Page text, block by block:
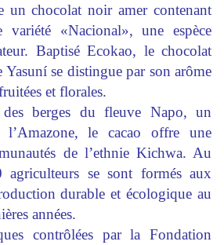
un chocolat noir amer contenant
«Nacional», une espèce
Baptisé Ecokao, le chocolat
Yasuní se distingue par son arôme
et florales.
berges du fleuve Napo, un
le cacao offre une
de l’ethnie Kichwa. Au
se sont formés aux
durable et écologique au
années.
contrôlées par la Fondation